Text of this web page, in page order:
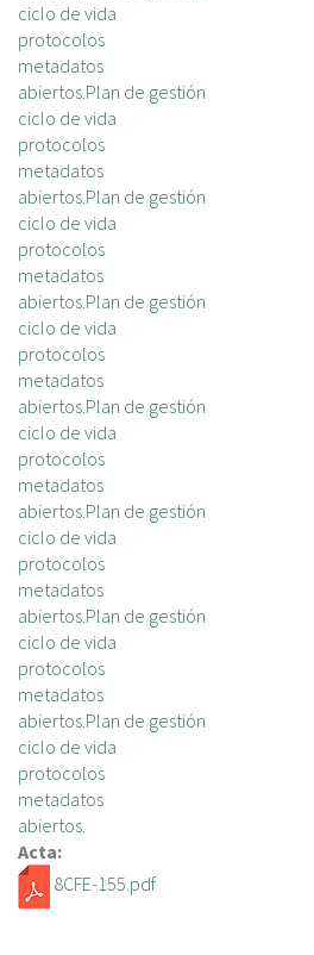
ciclo de vida
protocolos
metadatos
abiertos.Plan de gestión
ciclo de vida
protocolos
metadatos
abiertos.Plan de gestión
ciclo de vida
protocolos
metadatos
abiertos.Plan de gestión
ciclo de vida
protocolos
metadatos
abiertos.Plan de gestión
ciclo de vida
protocolos
metadatos
abiertos.Plan de gestión
ciclo de vida
protocolos
metadatos
abiertos.Plan de gestión
ciclo de vida
protocolos
metadatos
abiertos.Plan de gestión
ciclo de vida
protocolos
metadatos
abiertos.
Acta:
8CFE-155.pdf